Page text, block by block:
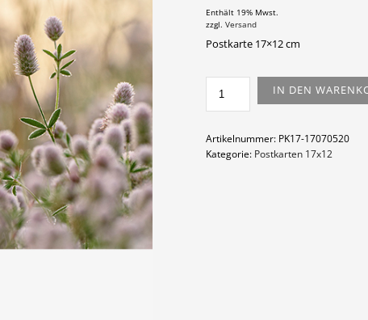
Enthält 19% Mwst.
zzgl.Versand
Postkarte 17×12 cm
MENGE
IN DEN
Artikelnummer: PK17-17070520
Kategorie: Postkarten 17x12